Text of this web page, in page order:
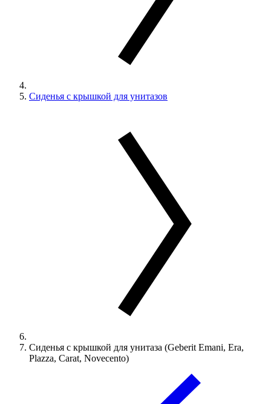
Сиденья с крышкой для унитазов
Сиденья с крышкой для унитаза (Geberit Emani, Era,
Plazza, Carat, Novecento)